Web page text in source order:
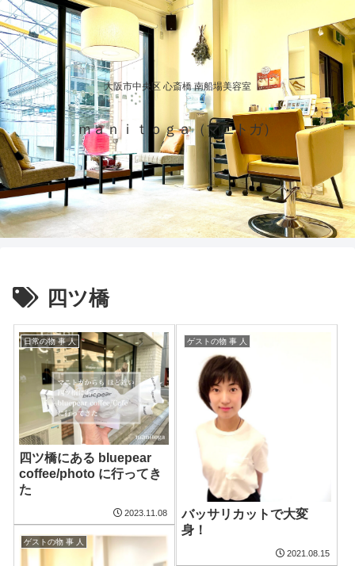
大阪市中央区 心斎橋 南船場美容室
ｍａｎｉｔｏｇａ（マニトガ）
四ツ橋
日常の物 事 人
四ツ橋にある bluepear
coffee/photo に行ってき
た
2023.11.08
ゲストの物 事 人
バッサリカットで大変
身！
2021.08.15
ゲストの物 事 人